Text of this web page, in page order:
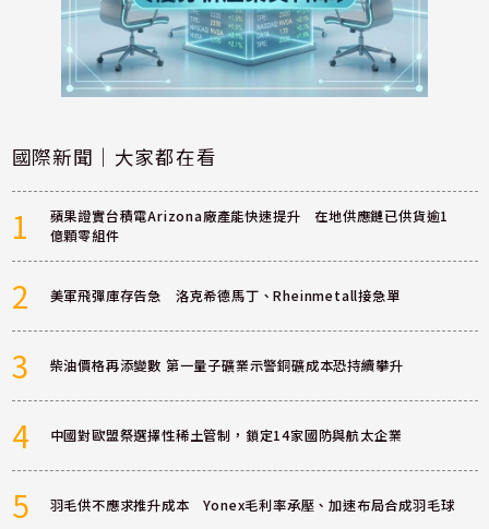
國際新聞｜大家都在看
1
蘋果證實台積電Arizona廠產能快速提升 在地供應鏈已供貨逾1
億顆零組件
2 美軍飛彈庫存告急 洛克希德馬丁、Rheinmetall接急單
3 柴油價格再添變數 第一量子礦業示警銅礦成本恐持續攀升
4 中國對歐盟祭選擇性稀土管制，鎖定14家國防與航太企業
5 羽毛供不應求推升成本 Yonex毛利率承壓、加速布局合成羽毛球